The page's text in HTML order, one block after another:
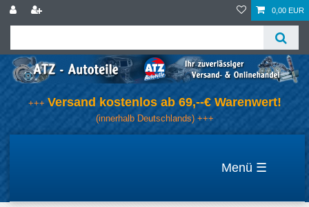
0,00 EUR
+++ Versand kostenlos ab 69,--€ Warenwert!
(innerhalb Deutschlands) +++
☰